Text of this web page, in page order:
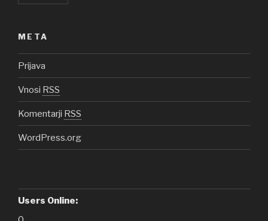
META
Prijava
Vnosi RSS
Komentarji RSS
WordPress.org
Users Online: